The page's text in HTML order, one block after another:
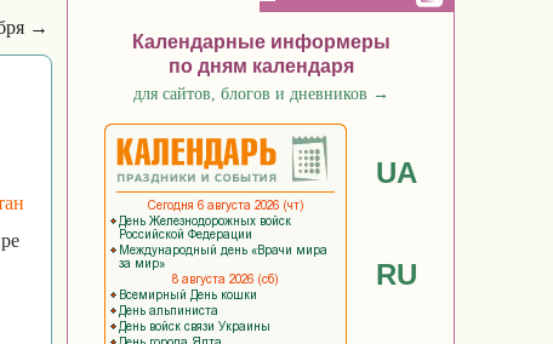
→
Календарные информеры
по дням календаря
для сайтов, блогов и дневников →
UA
RU